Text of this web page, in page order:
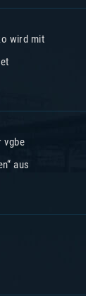
wird mit
vgbe
aus